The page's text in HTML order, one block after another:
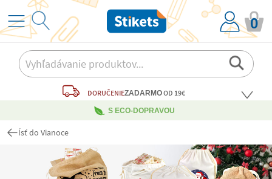
0
DORUČENIEZADARMOOD 19€
S ECO-DOPRAVOU
Ísť do Vianoce